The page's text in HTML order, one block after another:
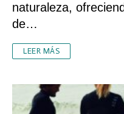
naturaleza,
de…
LEER MÁS